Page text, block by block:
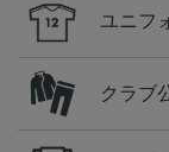
ユニフ
クラブ